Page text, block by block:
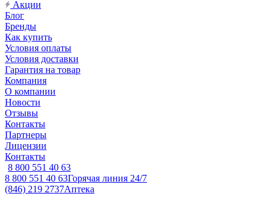
Акции
Блог
Бренды
Как купить
Условия оплаты
Условия доставки
Гарантия на товар
Компания
О компании
Новости
Отзывы
Контакты
Партнеры
Лицензии
Контакты
8 800 551 40 63
8 800 551 40 63Горячая линия 24/7
(846) 219 2737Аптека